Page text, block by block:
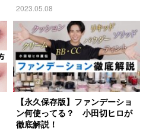
2023.05.08
【永久保存版】ファンデーショ
ン何使ってる？ 小田切ヒロが
徹底解説！